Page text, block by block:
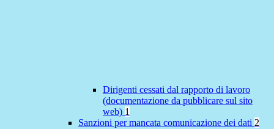
Dirigenti cessati dal rapporto di lavoro
(documentazione da pubblicare sul sito
web) 1
Sanzioni per mancata comunicazione dei dati 2